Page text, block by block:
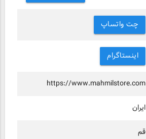
چت واتساپ
اینستاگرام
https://www.mahmilstore.com
ایران
قم